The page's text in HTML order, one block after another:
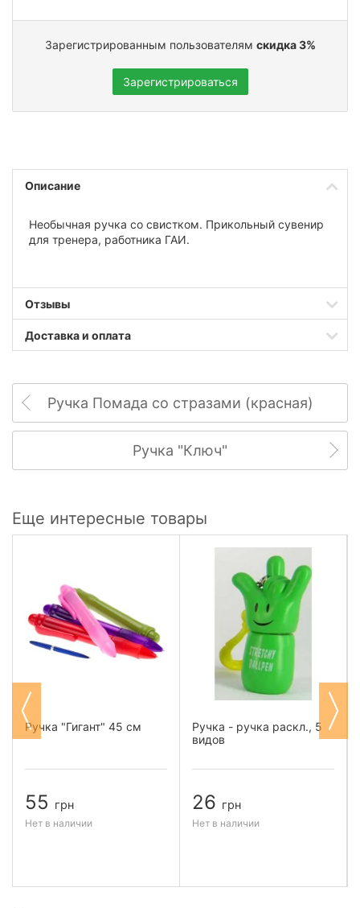
Зарегистрированным пользователям скидка 3%
Зарегистрироваться
Описание
Необычная ручка со свистком. Прикольный сувенир
для тренера, работника ГАИ.
Отзывы
Доставка и оплата
Ручка Помада со стразами (красная)
Ручка "Ключ"
Еще интересные товары
Ручка "Гигант" 45 см
55 грн
Нет в наличии
Ручка - ручка раскл., 5
видов
26 грн
Нет в наличии